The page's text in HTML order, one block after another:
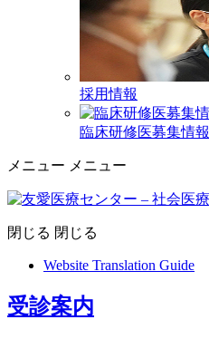
採用情報
臨床研修医募集情報
メニュー メニュー
閉じる 閉じる
Website Translation Guide
受診案内